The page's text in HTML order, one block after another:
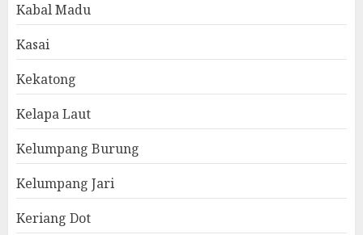
Kabal Madu
Kasai
Kekatong
Kelapa Laut
Kelumpang Burung
Kelumpang Jari
Keriang Dot